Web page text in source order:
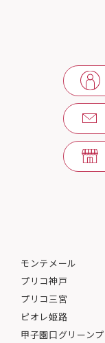
モンテメール
プリコ神戸
プリコ三宮
ピオレ姫路
甲子園口グリーン